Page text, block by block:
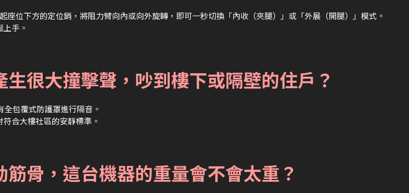
位下方的定位銷，將阻力臂向內或向外旋轉，即可一秒切換「內收（夾腿）」或「外展（開腿）」模式。
手。
很大撞擊聲，吵到樓下或隔壁的住戶？
全包覆式防護罩進行隔音。
合大樓社區的安靜標準。
骨，這台機器的重量會不會太重？